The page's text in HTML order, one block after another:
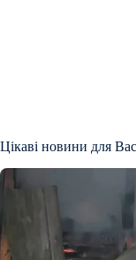
Цікаві новини для Вас